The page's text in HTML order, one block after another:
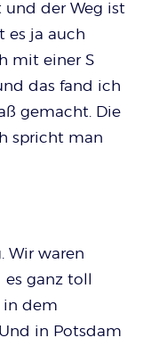
der Weg ist
es ja auch
mit einer S
das fand ich
gemacht. Die
spricht man
Wir waren
ganz toll
in dem
in Potsdam